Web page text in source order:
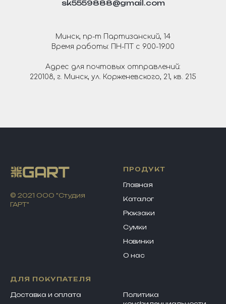
sk5559888@gmail.com
Минск, пр-т Партизанский, 14
Время работы: ПН-ПТ с 9.00-19.00
Адрес для почтовых отправлений:
220108, г. Минск, ул. Корженевского, 21, кв. 215
© 2021 ООО "Студия
ГАРТ"
ПРОДУКТ
Главная
Каталог
Рюкзаки
Сумки
Новинки
О нас
ДЛЯ ПОКУПАТЕЛЯ
Доставка и оплата
Политика